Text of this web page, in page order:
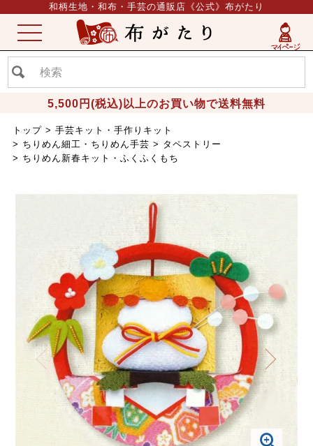
和柄生地・和布・手芸の通販店《公式》布がたり
5,500円(税込)以上のお買い物で送料無料
ME
NU
トップ
手芸キット・手作りキット
ちりめん細工・ちりめん手芸
タペストリー
ちりめん新春キット・ふくふくもち